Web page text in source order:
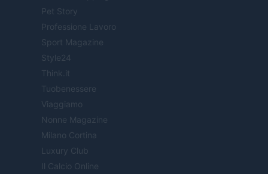
Pet Story
Professione Lavoro
Sport Magazine
Style24
Think.it
Tuobenessere
Viaggiamo
Nonne Magazine
Milano Cortina
Luxury Club
Il Calcio Online